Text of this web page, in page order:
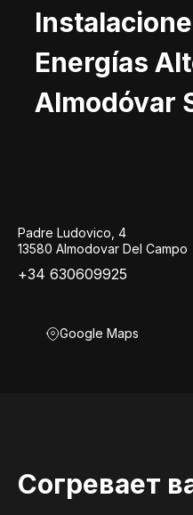
Energías
Almodóvar
Padre Ludovico, 4
13580 Almodovar Del Campo
+34 630609925
Google Maps
Согревает